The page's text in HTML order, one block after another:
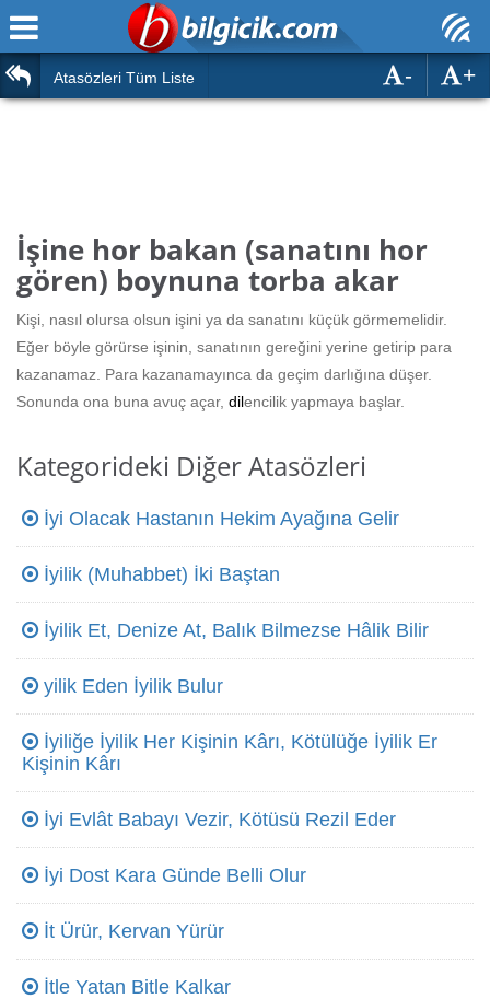
Ana Sayfa
Türk Tarihi & Kültürü
Eğitim
Diğer
Duvar Yazıları
Hızlı Okuma Testi
Hesaplamalar
Atasözleri Tüm Liste +
-
İşine hor bakan (sanatını hor
gören) boynuna torba akar
Kişi, nasıl olursa olsun işini ya da sanatını küçük görmemelidir.
Eğer böyle görürse işinin, sanatının gereğini yerine getirip para
kazanamaz. Para kazanamayınca da geçim darlığına düşer.
Sonunda ona buna avuç açar, dilencilik yapmaya başlar.
Kategorideki Diğer Atasözleri
İyi Olacak Hastanın Hekim Ayağına Gelir
İyilik (Muhabbet) İki Baştan
İyilik Et, Denize At, Balık Bilmezse Hâlik Bilir
yilik Eden İyilik Bulur
İyiliğe İyilik Her Kişinin Kârı, Kötülüğe İyilik Er
Kişinin Kârı
İyi Evlât Babayı Vezir, Kötüsü Rezil Eder
İyi Dost Kara Günde Belli Olur
İt Ürür, Kervan Yürür
İtle Yatan Bitle Kalkar